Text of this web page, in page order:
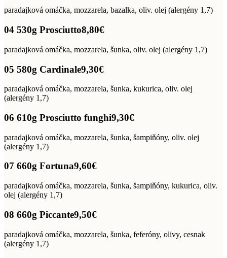
paradajková omáčka, mozzarela, bazalka, oliv. olej (alergény 1,7)
04 530g Prosciutto8,80€
paradajková omáčka, mozzarela, šunka, oliv. olej (alergény 1,7)
05 580g Cardinale9,30€
paradajková omáčka, mozzarela, šunka, kukurica, oliv. olej
(alergény 1,7)
06 610g Prosciutto funghi9,30€
paradajková omáčka, mozzarela, šunka, šampiňóny, oliv. olej
(alergény 1,7)
07 660g Fortuna9,60€
paradajková omáčka, mozzarela, šunka, šampiňóny, kukurica, oliv.
olej (alergény 1,7)
08 660g Piccante9,50€
paradajková omáčka, mozzarela, šunka, feferóny, olivy, cesnak
(alergény 1,7)